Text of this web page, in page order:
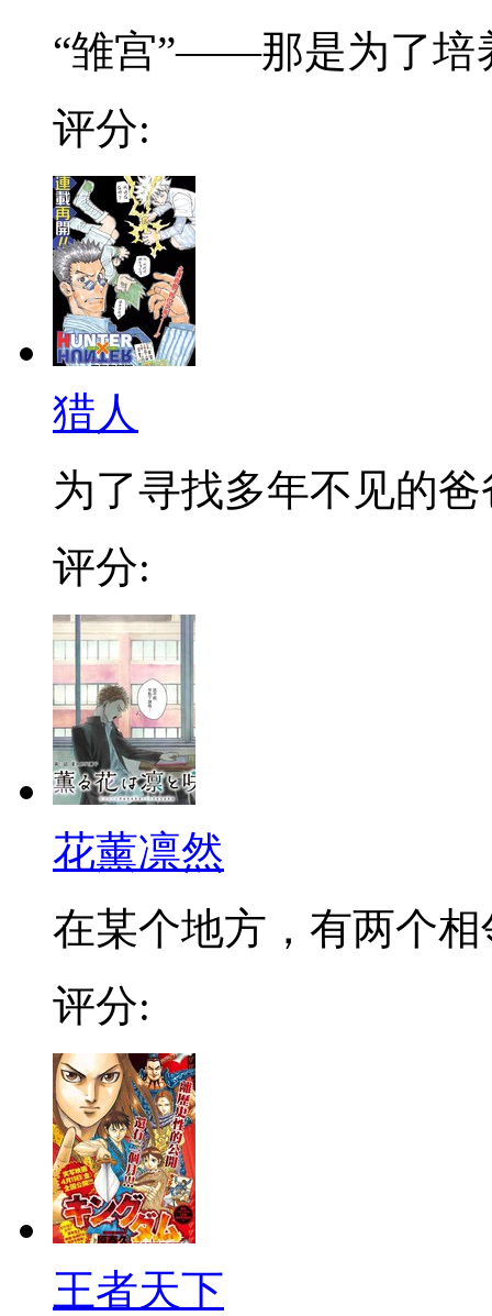
“雏宫”——那是为了培
评分:
猎人
为了寻找多年不见的爸
评分:
花薰凛然
在某个地方，有两个相
评分:
王者天下